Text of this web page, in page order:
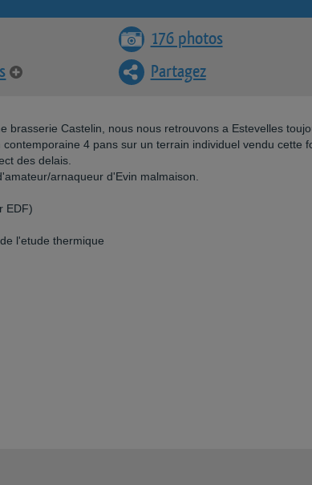
176 photos
Partagez
brasserie Castelin, nous nous retrouvons a Estevelles
4 pans sur un terrain individuel vendu cette
des delais.
arnaqueur d'Evin malmaison.
EDF)
l'etude thermique